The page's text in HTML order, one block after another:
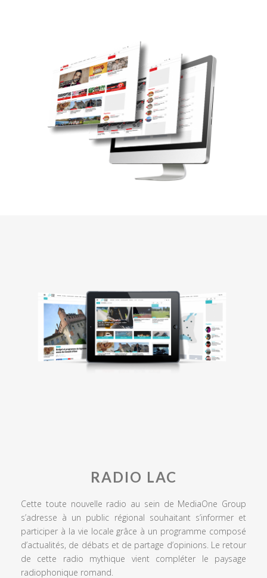
RADIO LAC
Cette toute nouvelle radio au sein de MediaOne Group
s’adresse à un public régional souhaitant s’informer et
participer à la vie locale grâce à un programme composé
d’actualités, de débats et de partage d’opinions. Le retour
de cette radio mythique vient compléter le paysage
radiophonique romand.